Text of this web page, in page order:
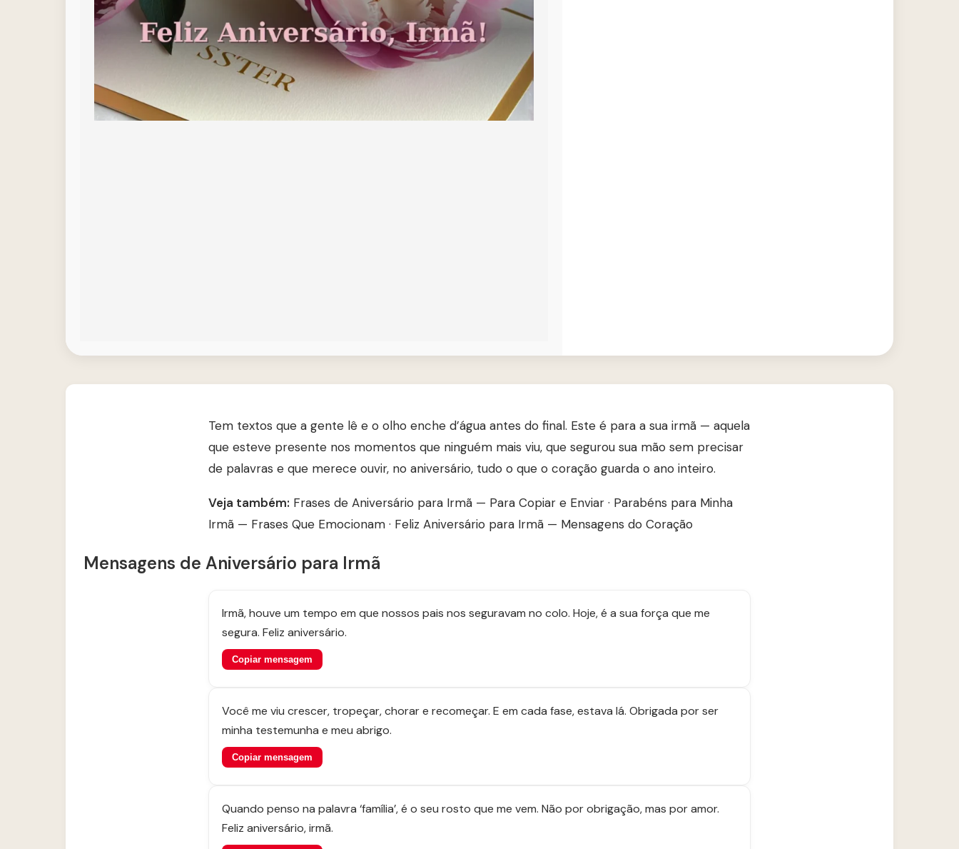
Tem textos que a gente lê e o olho enche d’água antes do final. Este é para a sua irmã — aquela
que esteve presente nos momentos que ninguém mais viu, que segurou sua mão sem precisar
de palavras e que merece ouvir, no aniversário, tudo o que o coração guarda o ano inteiro.
Veja também: Frases de Aniversário para Irmã — Para Copiar e Enviar · Parabéns para Minha
Irmã — Frases Que Emocionam · Feliz Aniversário para Irmã — Mensagens do Coração
Mensagens de Aniversário para Irmã
Irmã, houve um tempo em que nossos pais nos seguravam no colo. Hoje, é a sua força que me
segura. Feliz aniversário.
Copiar mensagem
Você me viu crescer, tropeçar, chorar e recomeçar. E em cada fase, estava lá. Obrigada por ser
minha testemunha e meu abrigo.
Copiar mensagem
Quando penso na palavra ‘família’, é o seu rosto que me vem. Não por obrigação, mas por amor.
Feliz aniversário, irmã.